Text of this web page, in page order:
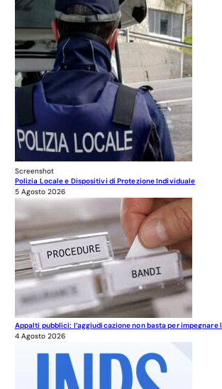
Screenshot
Polizia Locale e Dispositivi di Protezione Individuale
5 Agosto 2026
Appalti pubblici: l’aggiudicazione non basta per impegnare
4 Agosto 2026